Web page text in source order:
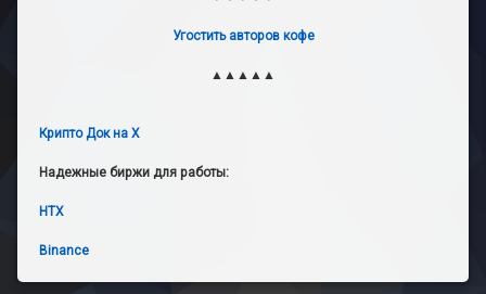
Угостить авторов кофе
▲▲▲▲▲
Крипто Док на X
Надежные биржи для работы:
HTX
Binance